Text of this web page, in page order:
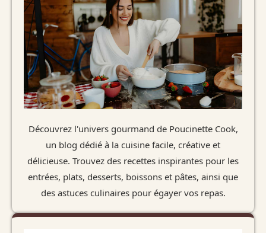
Découvrez l'univers gourmand de Poucinette Cook,
un blog dédié à la cuisine facile, créative et
délicieuse. Trouvez des recettes inspirantes pour les
entrées, plats, desserts, boissons et pâtes, ainsi que
des astuces culinaires pour égayer vos repas.